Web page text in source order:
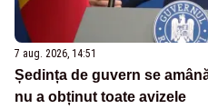
7 aug. 2026, 14:51
Ședința de guvern se
nu a obținut toate avizele